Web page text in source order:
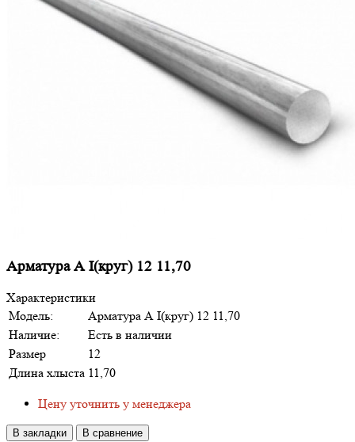
Арматура А I(круг) 12 11,70
Характеристики
Модель:
Арматура А I(круг) 12 11,70
Наличие:
Есть в наличии
Размер
12
Длина хлыста 11,70
Цену уточнить у менеджера
В закладки В сравнение